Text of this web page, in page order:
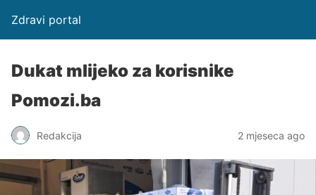
Zdravi portal
Dukat mlijeko za korisnike
Pomozi.ba
Redakcija 2 mjeseca ago